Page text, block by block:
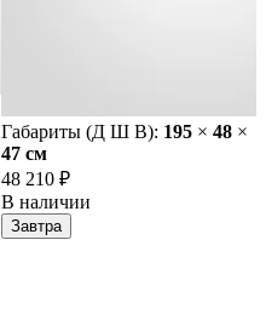
Габариты (Д Ш В): 195 × 48 ×
47 cм
48 210 ₽
В наличии
Завтра